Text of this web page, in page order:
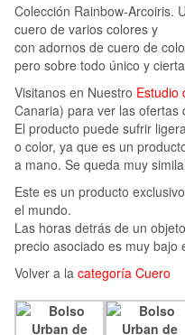
Colección Rainbow-Arcoiris.
cuero de varios colores y
con adornos de cuero de
pero sobre todo único y
Visitanos en Nuestro Estudio
Canaria) para ver las ofertas
El producto puede sufrir
o color, ya que es un
a mano. Se queda muy
Este es un producto
el mundo.
Las horas detrás de un
precio asociado es muy bajo
Volver a la categoría Cuero